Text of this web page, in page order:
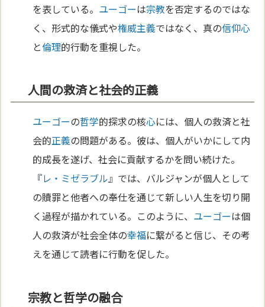
を表している。 ユーゴーは宗教を否定するのではな
く、形式的な儀式や権威主義ではなく、真の信仰心
と倫理的行動を重視した。
人間の救済と社会的正義
ユーゴーの哲学的探求の核心には、個人の救済と社
会的正義の問題がある。彼は、個人がいかにして内
的成長を遂げ、社会に貢献するかを問い続けた。
『レ・ミゼラブル』では、バルジャンが個人として
の贖罪と他者への奉仕を通じて新しい人生を切り開
く過程が描かれている。このように、 ユーゴーは個
人の救済が社会全体の幸福に繋がると信じ、その考
えを通じて読者に行動を促した。
宗教と哲学の融合